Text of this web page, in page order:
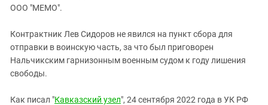
Нагорный Карабах
Северная Осетия - Алания
СКФО
Ставропольский край
ООО "МЕМО".
Контрактник Лев Сидоров не явился на пункт сбора для
отправки в воинскую часть, за что был приговорен
Нальчикским гарнизонным военным судом к году лишения
свободы.
Как писал "Кавказский узел", 24 сентября 2022 года в УК РФ